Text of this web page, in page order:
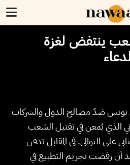
ينتفض لغزة
تونس ضدّ مصالح الدول والشركات
الذي يُمعن في تقتيل الشعب
على التوالي. في المقابل تدفن
أن رفضت تجريم التطبيع في